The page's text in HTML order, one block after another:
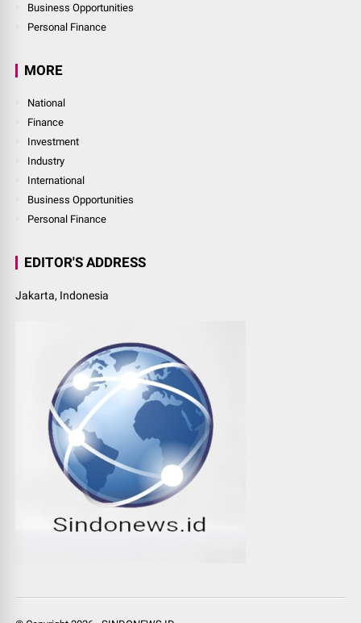
Business Opportunities
Personal Finance
MORE
National
Finance
Investment
Industry
International
Business Opportunities
Personal Finance
EDITOR'S ADDRESS
Jakarta, Indonesia